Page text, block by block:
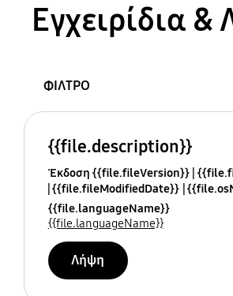
Εγχειρίδια &
ΦΙΛΤΡΟ
{{file.description}}
Έκδοση {{file.fileVersion}}
{{file.fileModifiedDate}}
{{file.languageName}}
{{file.languageName}}
Λήψη